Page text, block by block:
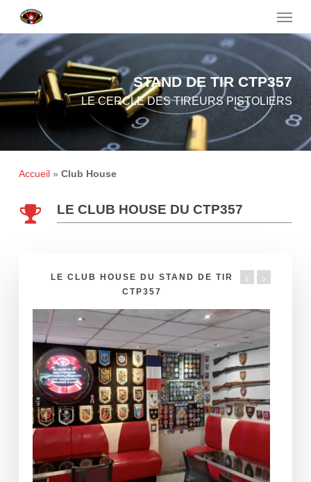
main
content
Menu
STAND DE TIR CTP357
LE CERCLE DES TIREURS PISTOLIERS
Accueil» Club House
LE CLUB HOUSE DU CTP357
LE CLUB HOUSE DU STAND DE TIR
CTP357